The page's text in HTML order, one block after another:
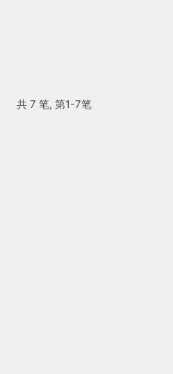
共 7 笔, 第1-7笔